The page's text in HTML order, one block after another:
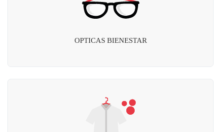
OPTICAS BIENESTAR